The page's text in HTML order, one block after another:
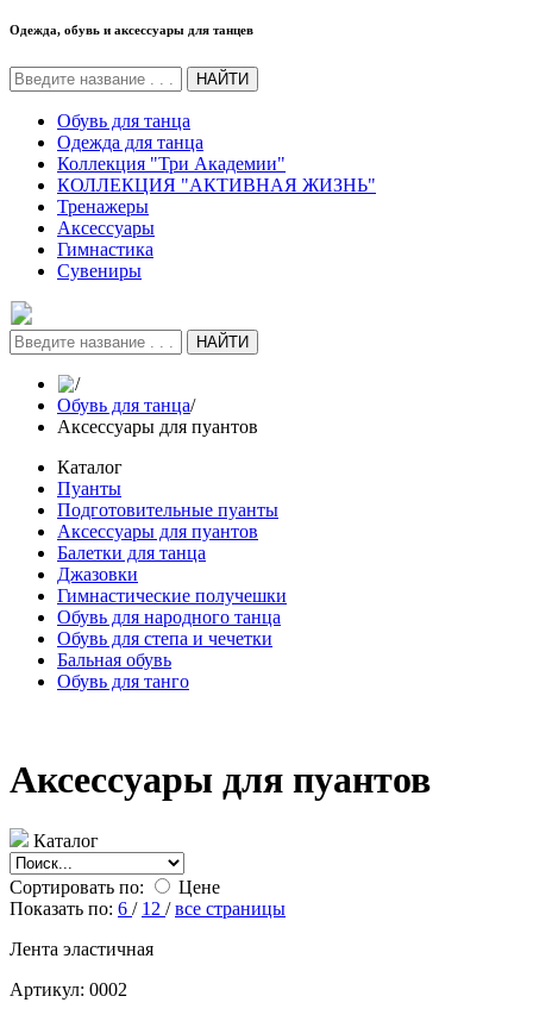
Одежда, обувь и аксессуары для танцев
НАЙТИ
Обувь для танца
Одежда для танца
Коллекция "Три Академии"
КОЛЛЕКЦИЯ "АКТИВНАЯ ЖИЗНЬ"
Тренажеры
Аксессуары
Гимнастика
Сувениры
НАЙТИ
/
Обувь для танца/
Аксессуары для пуантов
Каталог
Пуанты
Подготовительные пуанты
Аксессуары для пуантов
Балетки для танца
Джазовки
Гимнастические получешки
Обувь для народного танца
Обувь для степа и чечетки
Бальная обувь
Обувь для танго
Аксессуары для пуантов
Каталог
Сортировать по:
Цене
Показать по: 6 / 12 /все страницы
Лента эластичная
Артикул: 0002